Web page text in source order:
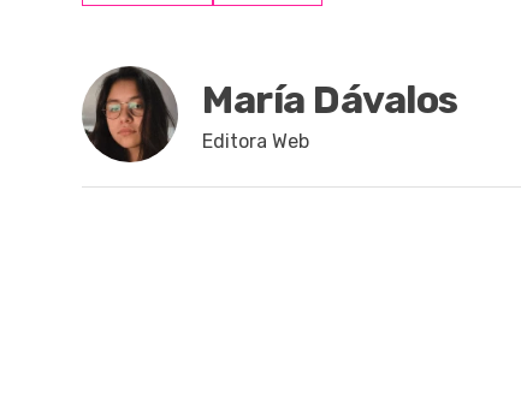
María Dávalos
Editora Web